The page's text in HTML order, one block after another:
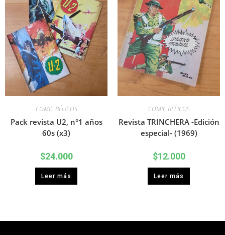
COMIC BÉLICOS
Pack revista U2, n°1 años
60s (x3)
$24.000
Leer más
COMIC BÉLICOS
Revista TRINCHERA -Edición
especial- (1969)
$12.000
Leer más